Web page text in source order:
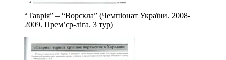
“Таврія” – “Ворскла” (Чемпіонат України. 2008-
2009. Прем’єр-ліга. 3 тур)